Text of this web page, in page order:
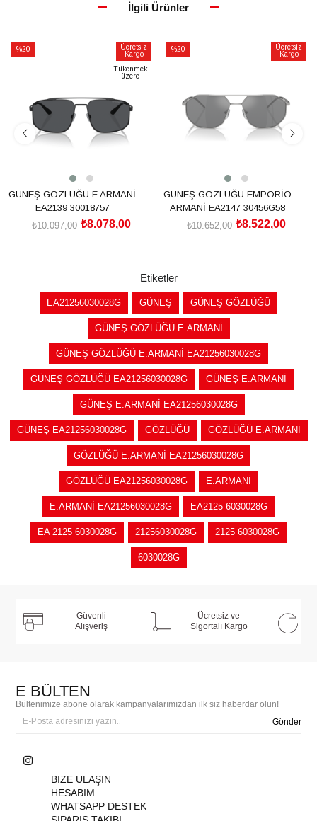
İlgili Ürünler
%20
Ücretsiz
Kargo
Tükenmek
üzere
GÜNEŞ GÖZLÜĞÜ E.ARMANİ
EA2139 30018757
₺8.078,00
₺10.097,00
%20
Ücretsiz
Kargo
GÜNEŞ GÖZLÜĞÜ EMPORİO
ARMANİ EA2147 30456G58
₺8.522,00
₺10.652,00
Etiketler
EA21256030028G GÜNEŞ GÜNEŞ GÖZLÜĞÜ
GÜNEŞ GÖZLÜĞÜ E.ARMANİ
GÜNEŞ GÖZLÜĞÜ E.ARMANİ EA21256030028G
GÜNEŞ GÖZLÜĞÜ EA21256030028G GÜNEŞ E.ARMANİ
GÜNEŞ E.ARMANİ EA21256030028G
GÜNEŞ EA21256030028G GÖZLÜĞÜ GÖZLÜĞÜ E.ARMANİ
GÖZLÜĞÜ E.ARMANİ EA21256030028G
GÖZLÜĞÜ EA21256030028G E.ARMANİ
E.ARMANİ EA21256030028G EA2125 6030028G
EA 2125 6030028G 21256030028G 2125 6030028G
6030028G
Güvenli
Alışveriş
Ücretsiz ve
Sigortalı Kargo
E BÜLTEN
Bültenimize abone olarak kampanyalarımızdan ilk siz haberdar olun!
Gönder
BIZE ULAŞIN
HESABIM
WHATSAPP DESTEK